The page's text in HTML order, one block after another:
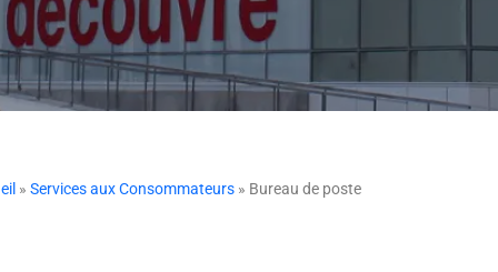
» Services aux Consommateurs » Bureau de poste